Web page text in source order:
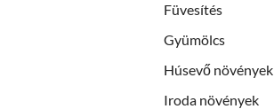
Füvesítés
Gyümölcs
Húsevő növények
Iroda növények